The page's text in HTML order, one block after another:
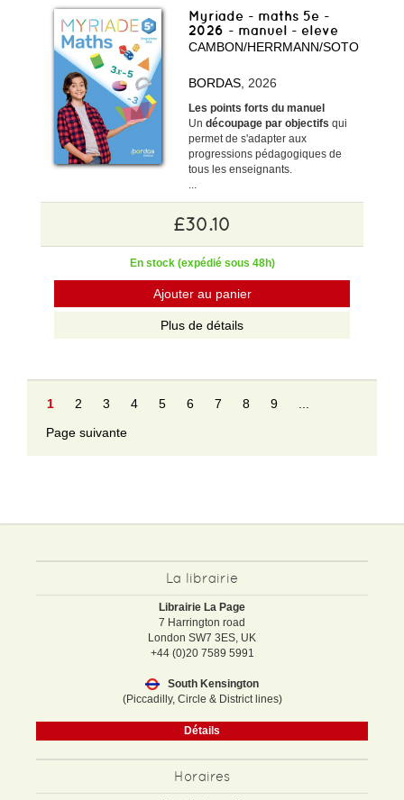
Myriade - maths 5e -
2026 - manuel - eleve
CAMBON/HERRMANN/SOTO
BORDAS , 2026
Les points forts du manuel
Undécoupage par objectifsqui
permet de s'adapter aux
progressions pédagogiques de
tous les enseignants.
...
£30.10
En stock (expédié sous 48h)
Ajouter au panier
Plus de détails
1 2 3 4 5 6 7 8 9
Page suivante
La librairie
Librairie La Page
7 Harrington road
London SW7 3ES, UK
+44 (0)20 7589 5991
South Kensington
(Piccadilly, Circle & District lines)
Détails
Horaires